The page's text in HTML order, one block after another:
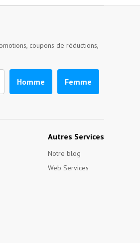
coupons de réductions,
Homme Femme
Autres Services
Notre blog
Web Services